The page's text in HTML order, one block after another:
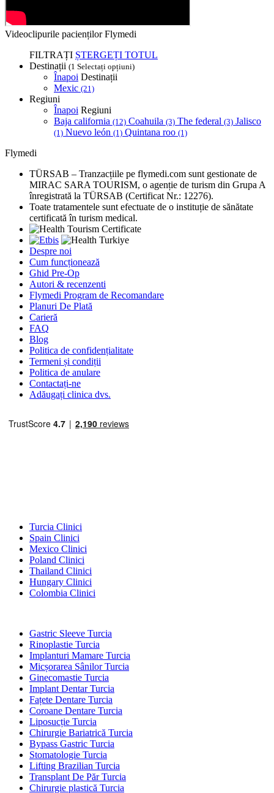
Videoclipurile pacienților Flymedi
FILTRAȚI ȘTERGEȚI TOTUL
Destinații (1 Selectați opțiuni)
Înapoi Destinații
Mexic (21)
Regiuni
Înapoi Regiuni
Baja california (12) Coahuila (3) The federal (3) Jalisco
(1) Nuevo león (1) Quintana roo (1)
Flymedi
TÜRSAB – Tranzacțiile pe flymedi.com sunt gestionate de
MIRAC SARA TOURISM, o agenție de turism din Grupa A
înregistrată la TÜRSAB (Certificat Nr.: 12276).
Toate tratamentele sunt efectuate de o instituție de sănătate
certificată în turism medical.
Despre noi
Cum funcționează
Ghid Pre-Op
Autori & recenzenti
Flymedi Program de Recomandare
Planuri De Plată
Carieră
FAQ
Blog
Politica de confidențialitate
Termeni și condiții
Politica de anulare
Contactați-ne
Adăugați clinica dvs.
Turcia Clinici
Spain Clinici
Mexico Clinici
Poland Clinici
Thailand Clinici
Hungary Clinici
Colombia Clinici
Gastric Sleeve Turcia
Rinoplastie Turcia
Implanturi Mamare Turcia
Micșorarea Sânilor Turcia
Ginecomastie Turcia
Implant Dentar Turcia
Fațete Dentare Turcia
Coroane Dentare Turcia
Liposucție Turcia
Chirurgie Bariatrică Turcia
Bypass Gastric Turcia
Stomatologie Turcia
Lifting Brazilian Turcia
Transplant De Păr Turcia
Chirurgie plastică Turcia